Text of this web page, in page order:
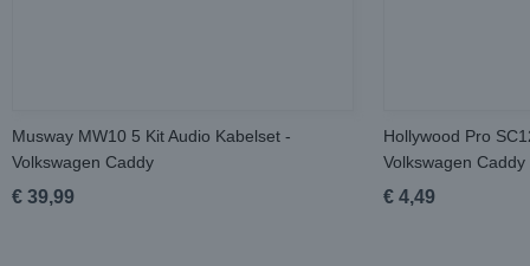
Musway MW10 5 Kit Audio Kabelset -
Volkswagen Caddy
€ 39,99
Hollywood Pro
Volkswagen Caddy
€ 4,49